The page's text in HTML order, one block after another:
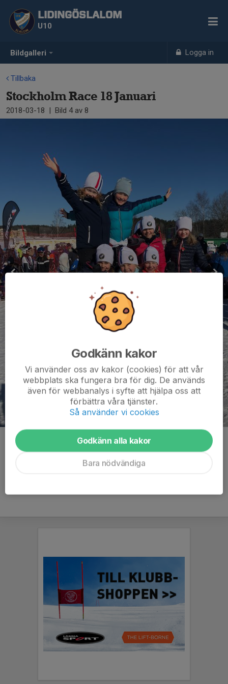
Bildgalleri Logga in
LIDINGÖSLALOM
U10
Tillbaka
Stockholm Race 18 Januari
2018-03-18 | Bild 4av 8
Kommentarer
Godkänn kakor
Vi använder oss av kakor (cookies) för att vår
webbplats ska fungera bra för dig. De används
även för webbanalys i syfte att hjälpa oss att
förbättra våra tjänster.
Så använder vi cookies
Godkänn alla kakor
Bara nödvändiga